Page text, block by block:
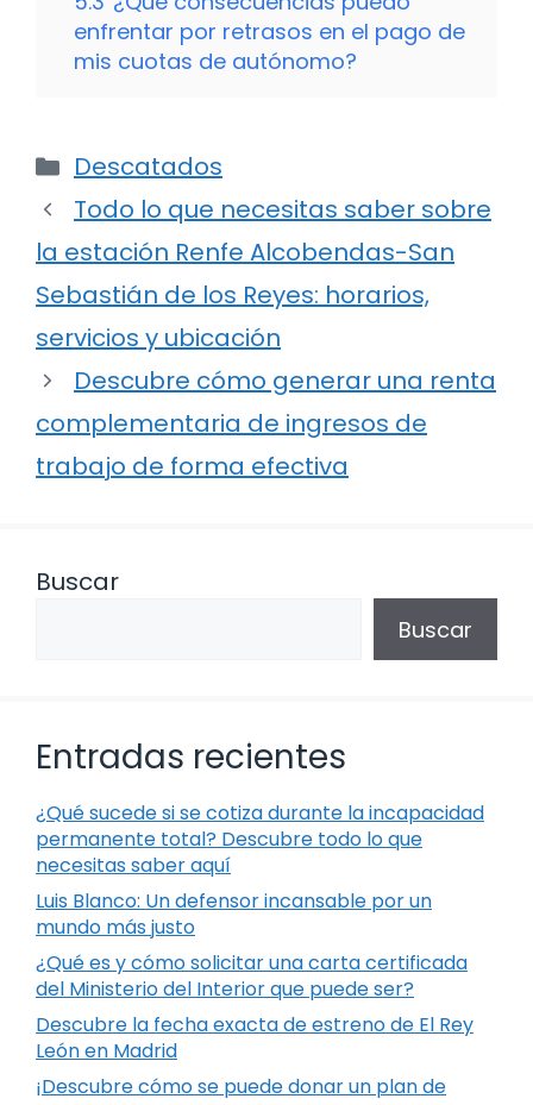
enfrentar por retrasos en el pago de
mis cuotas de autónomo?
Categorías
Descatados
Todo lo que necesitas saber sobre
la estación Renfe Alcobendas-San
Sebastián de los Reyes: horarios,
servicios y ubicación
Descubre cómo generar una renta
complementaria de ingresos de
trabajo de forma efectiva
Buscar
Buscar
Entradas recientes
¿Qué sucede si se cotiza durante la incapacidad
permanente total? Descubre todo lo que
necesitas saber aquí
Luis Blanco: Un defensor incansable por un
mundo más justo
¿Qué es y cómo solicitar una carta certificada
del Ministerio del Interior que puede ser?
Descubre la fecha exacta de estreno de El Rey
León en Madrid
¡Descubre cómo se puede donar un plan de